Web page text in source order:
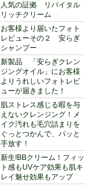
人気の証拠 リバイタル
リッチクリーム
お客様より届いたフォト
レビューその２ 安らぎ
シャンプー
新製品 「安らぎクレン
ジングオイル」にお客様
よりうれしいフォトレビ
ューが届きました！
肌ストレス感じる暇を与
えないクレンジング！メ
イク汚れも毛穴詰まりを
ぐっとつかんで、パッと
手放す！
新生!BBクリーム！フィッ
ト感もUVケア効果も肌キ
レイ魅せ効果もアップ